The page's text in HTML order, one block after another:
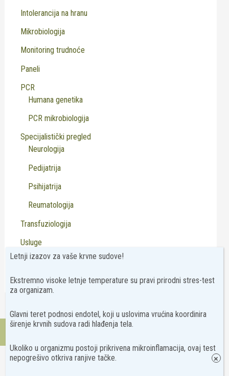
Intolerancija na hranu
Mikrobiologija
Monitoring trudnoće
Paneli
PCR
Humana genetika
PCR mikrobiologija
Specijalistički pregled
Neurologija
Pedijatrija
Psihijatrija
Reumatologija
Transfuziologija
Usluge
Virusologija
Kontakt
Letnji izazov za vaše krvne sudove!
Ekstremno visoke letnje temperature su pravi prirodni stres-test
za organizam.
Glavni teret podnosi endotel, koji u uslovima vrućina koordinira
širenje krvnih sudova radi hlađenja tela.
Ukoliko u organizmu postoji prikrivena mikroinflamacija, ovaj test
nepogrešivo otkriva ranjive tačke.
×